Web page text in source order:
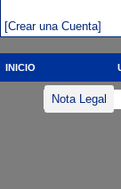
[Crear una Cuenta]
INICIO
Nota Legal